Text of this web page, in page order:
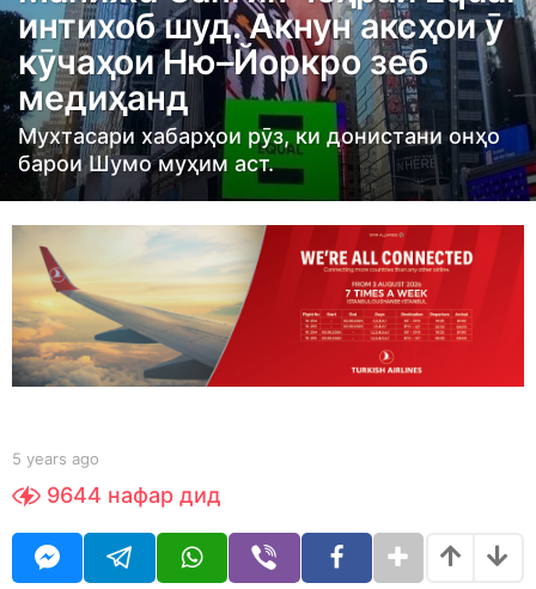
r
s
a
g
o
y
a
r
s
a
o
интихоб шуд. Акнун аксҳои ӯ
кӯчаҳои Ню–Йоркро зеб
медиҳанд
Мухтасари хабарҳои рӯз, ки донистани онҳо
барои Шумо муҳим аст.
b
t
a
e
5 years ago
e
9644 нафар дид